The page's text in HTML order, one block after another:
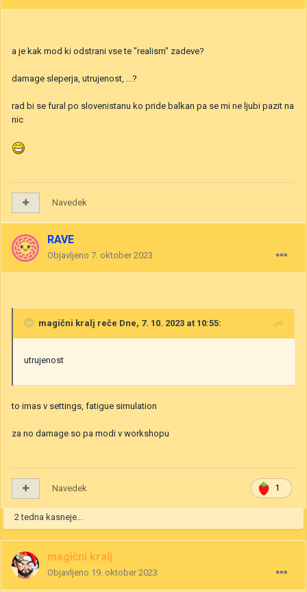
a je kak mod ki odstrani vse te "realism" zadeve?
damage sleperja, utrujenost, ...?
rad bi se fural po slovenistanu ko pride balkan pa se mi ne ljubi pazit na
nic
Navedek
RAVE
Objavljeno 7. oktober 2023
magični kralj reče Dne, 7. 10. 2023 at 10:55:
utrujenost
to imas v settings, fatigue simulation
za no damage so pa modi v workshopu
1
Navedek
2 tedna kasneje...
magični kralj
Objavljeno 19. oktober 2023